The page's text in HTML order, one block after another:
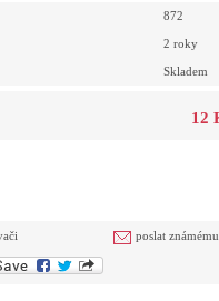
872
2 roky
Skladem
12
poslat známému